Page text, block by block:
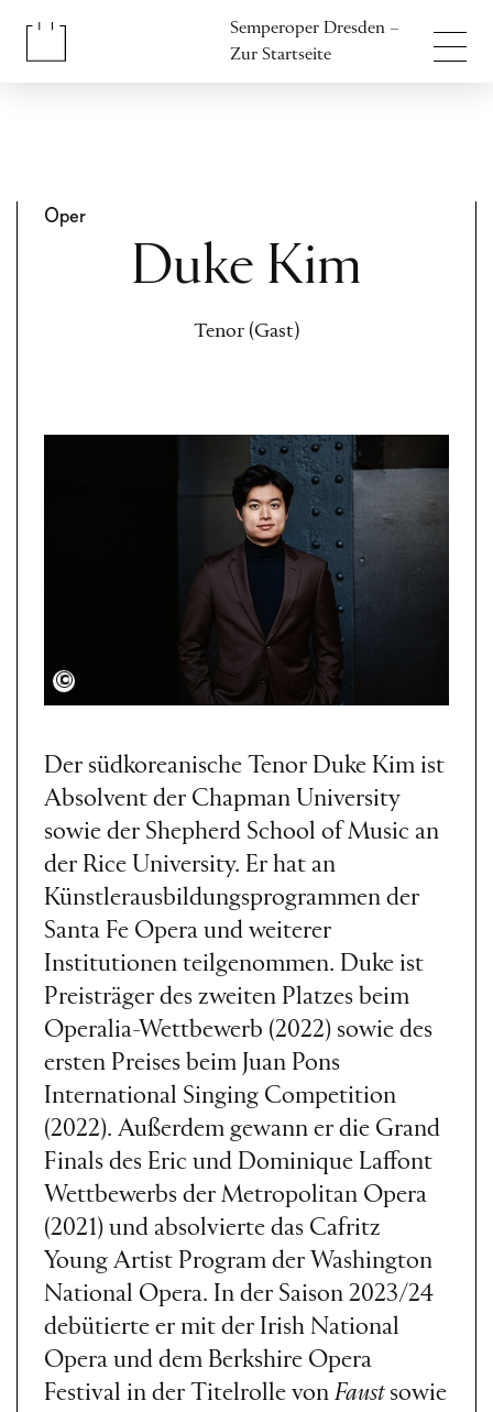
Semperoper Dresden –
Zur Startseite
Oper
Duke Kim
Tenor (Gast)
Der südkoreanische Tenor Duke Kim ist
Absolvent der Chapman University
sowie der Shepherd School of Music an
der Rice University. Er hat an
Künstlerausbildungsprogrammen der
Santa Fe Opera und weiterer
Institutionen teilgenommen. Duke ist
Preisträger des zweiten Platzes beim
Operalia-Wettbewerb (2022) sowie des
ersten Preises beim Juan Pons
International Singing Competition
(2022). Außerdem gewann er die Grand
Finals des Eric und Dominique Laffont
Wettbewerbs der Metropolitan Opera
(2021) und absolvierte das Cafritz
Young Artist Program der Washington
National Opera. In der Saison 2023/24
debütierte er mit der Irish National
Opera und dem Berkshire Opera
Festival in der Titelrolle von Faustsowie